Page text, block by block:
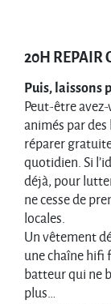
20H REPAIR
Puis, laissons
Peut-être
animés par
réparer
quotidien. Si
déjà, pour
ne cesse de
locales.
Un vêtement
une chaîne hifi
batteur qui ne
plus…